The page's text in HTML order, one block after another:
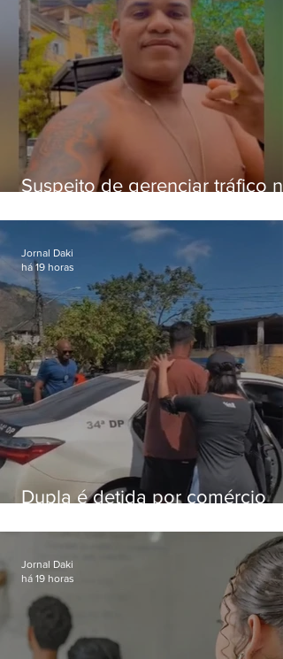
Suspeito de gerenciar tráfico na
foragido
Dupla é detida por comércio
Bangu
Jornal Daki
há 19 horas
Jornal Daki
há 19 horas